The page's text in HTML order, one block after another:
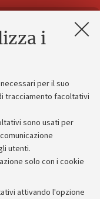
i
per il suo
tracciamento facoltativi
sono usati per
utenti.
solo con i cookie
attivando l'opzione